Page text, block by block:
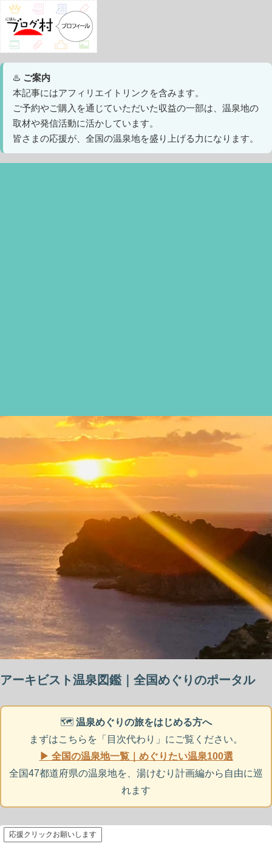
♨️ ご案内
本記事にはアフィリエイトリンクを含みます。
ご予約やご購入を通じていただいた収益の一部は、温泉地の
取材や発信活動に活かしています。
皆さまの応援が、全国の温泉地を盛り上げる力になります。
アーキビスト温泉図鑑｜全国めぐりのポータル
🗺️ 温泉めぐりの旅をはじめる方へ
まずはこちらを「目次代わり」にご覧ください。
▶ 全国の温泉地一覧｜めぐりたい温泉100選
全国47都道府県の温泉地を、湯けむり計画編から自由に巡
れます
応援クリックお願いします